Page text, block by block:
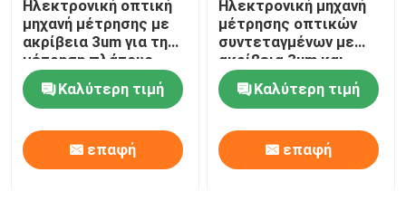
Ηλεκτρονική οπτική
μηχανή μέτρησης με
ακρίβεια 3um για τη
μέτρηση πλάτους
γραμμής ITO/TFT και
χειροκίνητη ρύθμιση
ταχύτητας
Καλύτερη τιμή
επαφή
Ηλεκτρονική μηχανή
μέτρησης οπτικών
συντεταγμένων με
ακρίβεια 3um και
χειροκίνητο έλεγχο
για ακριβή μέτρηση
Καλύτερη τιμή
επαφή